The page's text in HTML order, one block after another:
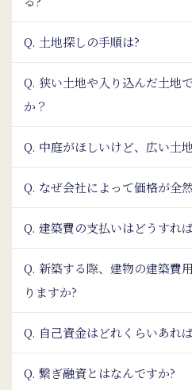
Q. 土地探しの手順は?
Q. 狭い土地や入り込んだ土地
か？
Q. 中庭がほしいけど、広い土
Q. なぜ会社によって価格が全
Q. 建築費の支払いはどうすれ
Q. 新築する際、建物の建築費
りますか?
Q. 自己資金はどれくらいあれ
Q. 繋ぎ融資とはなんですか?